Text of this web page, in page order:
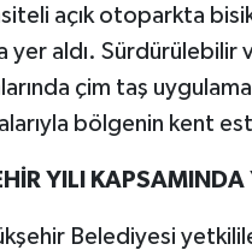
açık otoparkta
yer aldı. Sürdürülebilir
çim taş
bölgenin kent
YILI
Belediyesi